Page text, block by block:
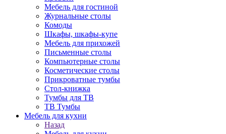
Мебель для гостиной
Журнальные столы
Комоды
Шкафы, шкафы-купе
Мебель для прихожей
Письменные столы
Компьютерные столы
Косметические столы
Прикроватные тумбы
Стол-книжка
Тумбы для ТВ
ТВ Тумбы
Мебель для кухни
Назад